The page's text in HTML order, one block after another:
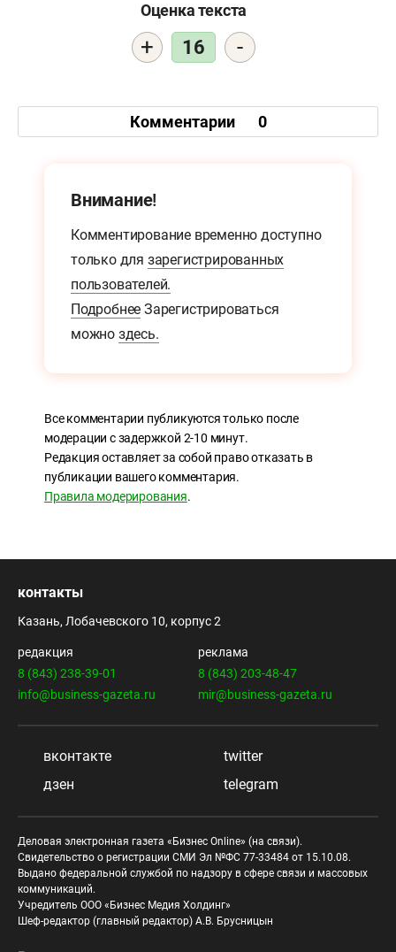
Оценка текста
+ 16 -
Комментарии 0
Внимание!
Комментирование временно доступно
только для зарегистрированных
пользователей.
Подробнее Зарегистрироваться
можно здесь.
Все комментарии публикуются только после
модерации с задержкой 2-10 минут.
Редакция оставляет за собой право отказать в
публикации вашего комментария.
Правила модерирования.
контакты
Казань, Лобачевского 10, корпус 2
редакция
8 (843) 238-39-01
info@business-gazeta.ru
реклама
8 (843) 203-48-47
mir@business-gazeta.ru
вконтакте
twitter
дзен
telegram
Деловая электронная газета «Бизнес Online» (на связи).
Свидетельство о регистрации СМИ Эл №ФС 77-33484 от 15.10.08.
Выдано федеральной службой по надзору в сфере связи и массовых
коммуникаций.
Учредитель ООО «Бизнес Медия Холдинг»
Шеф-редактор (главный редактор) А.В. Брусницын